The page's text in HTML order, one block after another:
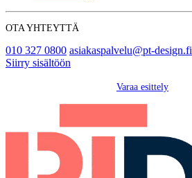
OTA YHTEYTTÄ
010 327 0800 asiakaspalvelu@pt-design.fi
Siirry sisältöön
Varaa esittely